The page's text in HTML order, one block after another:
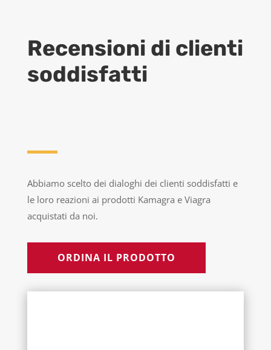
Recensioni di clienti
soddisfatti
Abbiamo scelto dei dialoghi dei clienti soddisfatti e
le loro reazioni ai prodotti Kamagra e Viagra
acquistati da noi.
ORDINA IL PRODOTTO